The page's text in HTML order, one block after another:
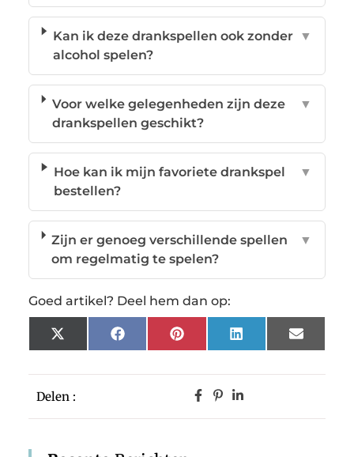
Delen :
Kan ik deze drankspellen ook zonder
alcohol spelen?
▼
Voor welke gelegenheden zijn deze
drankspellen geschikt?
▼
Hoe kan ik mijn favoriete drankspel
bestellen?
▼
Zijn er genoeg verschillende spellen
om regelmatig te spelen?
▼
Goed artikel? Deel hem dan op:
X
(Twitter)
FacebookPinterestLinkedInEmail